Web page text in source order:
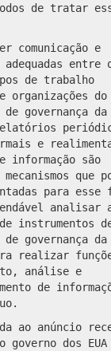
de tratar
comunicação e
adequadas entre
de trabalho
organizações do
de governança da
e
informação são
que
para esse
analisar
instrumentos
de governança da
realizar
análise e
de
ao anúncio
governo dos EUA